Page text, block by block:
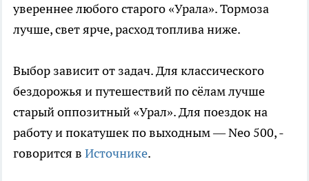
увереннее любого старого «Урала». Тормоза
лучше, свет ярче, расход топлива ниже.
Выбор зависит от задач. Для классического
бездорожья и путешествий по сёлам лучше
старый оппозитный «Урал». Для поездок на
работу и покатушек по выходным — Neo 500, -
говорится в Источнике.